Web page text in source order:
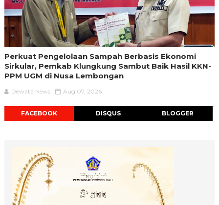
Perkuat Pengelolaan Sampah Berbasis Ekonomi
Sirkular, Pemkab Klungkung Sambut Baik Hasil KKN-
PPM UGM di Nusa Lembongan
Dewata News Aug 07, 2026
FACEBOOK DISQUS BLOGGER